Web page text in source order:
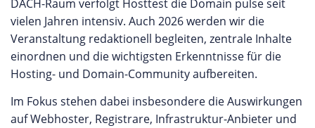
DACH-Raum verfolgt Hosttest die Domain pulse seit
vielen Jahren intensiv. Auch 2026 werden wir die
Veranstaltung redaktionell begleiten, zentrale Inhalte
einordnen und die wichtigsten Erkenntnisse für die
Hosting- und Domain-Community aufbereiten.
Im Fokus stehen dabei insbesondere die Auswirkungen
auf Webhoster, Registrare, Infrastruktur-Anbieter und